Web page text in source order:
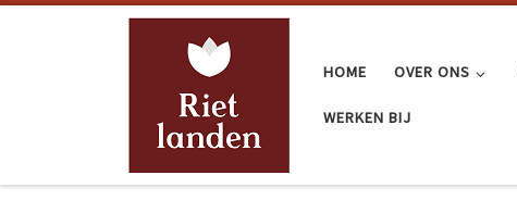
HOME OVER ONS
WERKEN BIJ